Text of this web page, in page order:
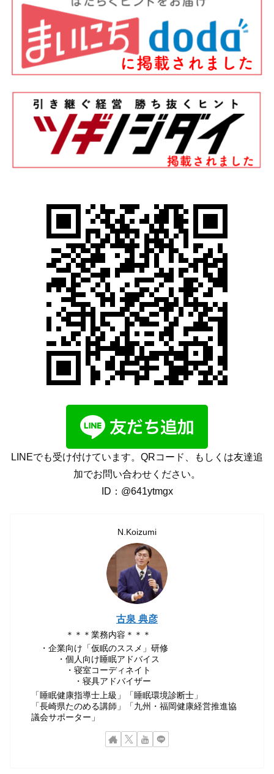
LINEでも受け付けています。QRコード、もしくは友達追
加でお問い合わせください。
ID：@641ytmgx
N.Koizumi
古泉 典彦
＊＊＊業務内容＊＊＊
・企業向け「仮眠のススメ」研修
・個人向け睡眠アドバイス
・寝室コーディネイト
・寝具アドバイザー
「睡眠健康指導士上級」「睡眠環境診断士」
「長崎県たのめる講師」「九州・福岡健康経営推進協
議会サポーター」